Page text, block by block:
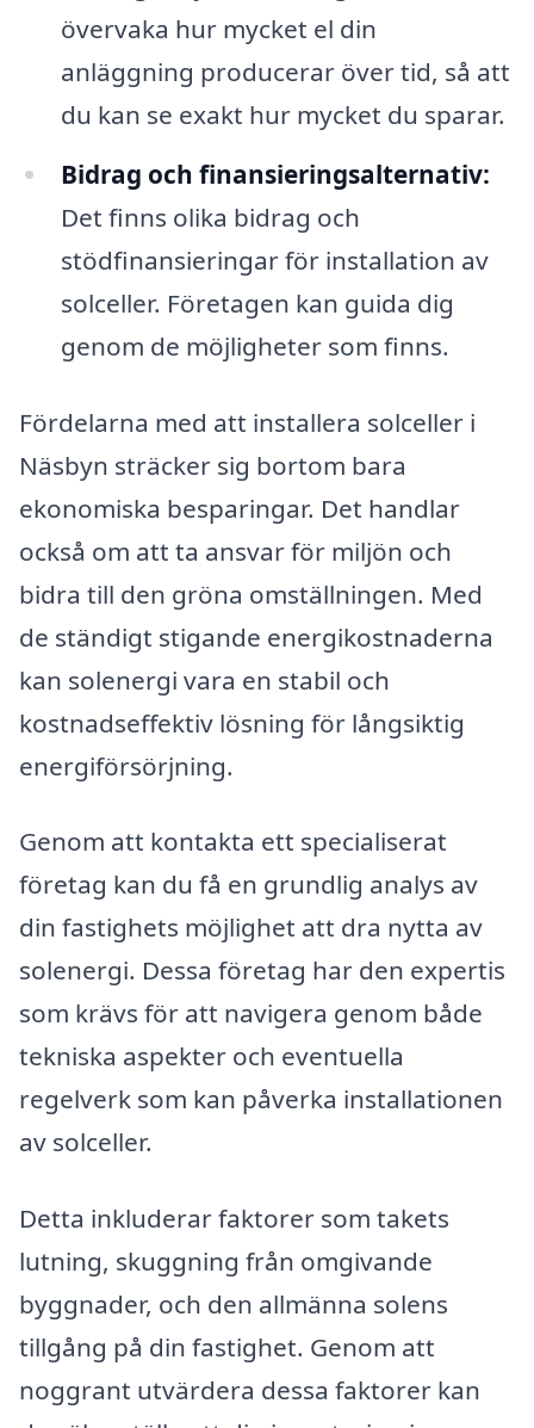
övervaka hur mycket el din
anläggning producerar över tid, så att
du kan se exakt hur mycket du sparar.
Bidrag och finansieringsalternativ:
Det finns olika bidrag och
stödfinansieringar för installation av
solceller. Företagen kan guida dig
genom de möjligheter som finns.
Fördelarna med att installera solceller i
Näsbyn sträcker sig bortom bara
ekonomiska besparingar. Det handlar
också om att ta ansvar för miljön och
bidra till den gröna omställningen. Med
de ständigt stigande energikostnaderna
kan solenergi vara en stabil och
kostnadseffektiv lösning för långsiktig
energiförsörjning.
Genom att kontakta ett specialiserat
företag kan du få en grundlig analys av
din fastighets möjlighet att dra nytta av
solenergi. Dessa företag har den expertis
som krävs för att navigera genom både
tekniska aspekter och eventuella
regelverk som kan påverka installationen
av solceller.
Detta inkluderar faktorer som takets
lutning, skuggning från omgivande
byggnader, och den allmänna solens
tillgång på din fastighet. Genom att
noggrant utvärdera dessa faktorer kan